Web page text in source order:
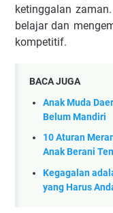
ketinggalan
belajar dan
kompetitif.
BACA JUGA
Anak Muda
Belum Mandiri
10 Aturan
Anak Berani
Kegagalan
yang Harus